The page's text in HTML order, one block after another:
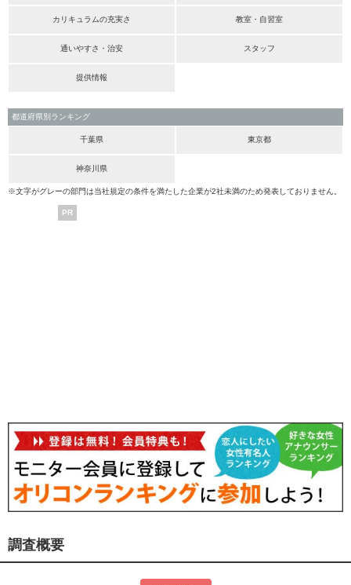
カリキュラムの充実さ 教室・自習室
通いやすさ・治安 スタッフ
提供情報
都道府県別ランキング
千葉県 東京都
神奈川県
※文字がグレーの部門は当社規定の条件を満たした企業が2社未満のため発表しておりません。
PR
調査概要